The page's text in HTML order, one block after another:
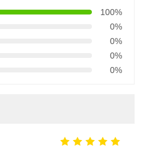
100%
0%
0%
0%
0%